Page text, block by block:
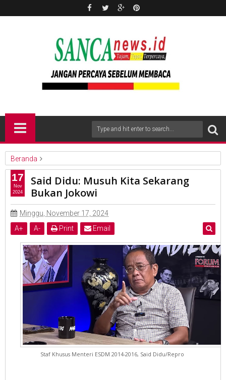
Beranda
nasional
Said Didu: Musuh Kita Sekarang
Bukan Jokowi
Minggu, November 17, 2024
A+ A- Print Email
Staf Khusus Menteri ESDM 2014-2016, Said Didu/Repro
17
Nov
2024